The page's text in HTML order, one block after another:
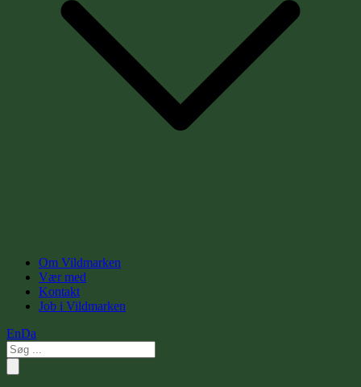
Om Vildmarken
Vær med
Kontakt
Job i Vildmarken
EnDa